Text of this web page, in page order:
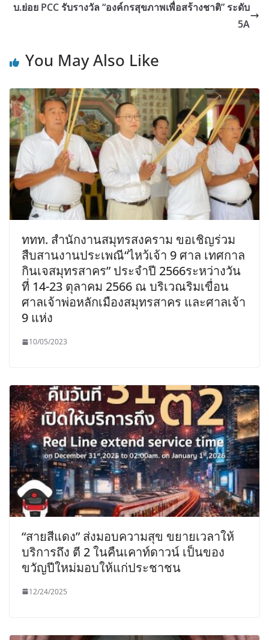
บ.ย่อย PCC รับรางวัล “องค์กรสุขภาพเพื่อสร้างชาติ” ระดับ
5A
You May Also Like
ททท. สำนักงานสมุทรสงคราม ขอเชิญร่วม
สืบสานงานประเพณี“ไหว้เจ้า 9 ศาล เทศกาล
กินเจสมุทรสาคร” ประจำปี 2566ระหว่างวัน
ที่ 14-23 ตุลาคม 2566 ณ บริเวณริมเขื่อน
ศาลเจ้าพ่อหลักเมืองสมุทรสาคร และศาลเจ้า
9 แห่ง
10/05/2023
“สายสีแดง” ส่งมอบความสุข ขยายเวลาให้
บริการถึง ตี 2 ในคืนเคาท์ดาวน์ เป็นของ
ขวัญปีใหม่มอบให้แก่ประชาชน
12/24/2025